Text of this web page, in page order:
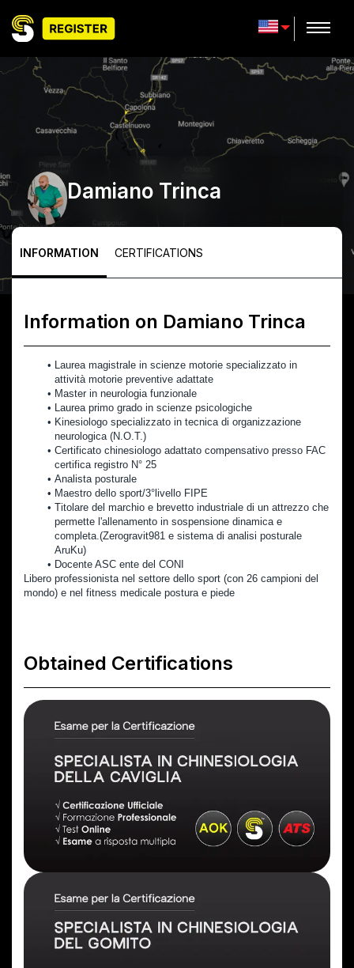
Damiano Trinca
INFORMATION CERTIFICATIONS
Information on Damiano Trinca
Laurea magistrale in scienze motorie specializzato in
attività motorie preventive adattate
Master in neurologia funzionale
Laurea primo grado in scienze psicologiche
Kinesiologo specializzato in tecnica di organizzazione
neurologica (N.O.T.)
Certificato chinesiologo adattato compensativo presso FAC
certifica registro N° 25
Analista posturale
Maestro dello sport/3°livello FIPE
Titolare del marchio e brevetto industriale di un attrezzo che
permette l'allenamento in sospensione dinamica e
completa.(Zerogravit981 e sistema di analisi posturale
AruKu)
Docente ASC ente del CONI
Libero professionista nel settore dello sport (con 26 campioni del
mondo) e nel fitness medicale postura e piede
Obtained Certifications